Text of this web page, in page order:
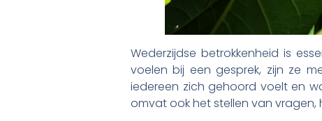
Wederzijdse betrokkenheid is
voelen bij een gesprek, zijn ze
iedereen zich gehoord voelt en
omvat ook het stellen van